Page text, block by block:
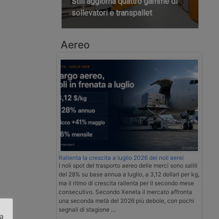
sollevatori e transpallet
Aereo
Rallenta la crescita a luglio 2026 dei noli aerei
I noli spot del trasporto aereo delle merci sono saliti
del 28% su base annua a luglio, a 3,12 dollari per kg,
ma il ritmo di crescita rallenta per il secondo mese
consecutivo. Secondo Xeneta il mercato affronta
una seconda metà del 2026 più debole, con pochi
segnali di stagione …